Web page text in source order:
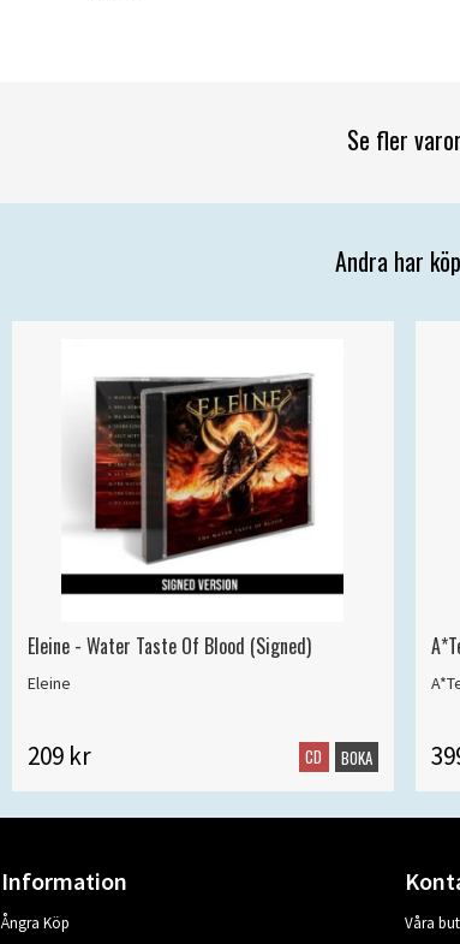
Se fler varor
Andra har
Eleine - Water Taste Of Blood (Signed)
Eleine
209 kr CD BOKA
Information
Ångra Köp
Våra